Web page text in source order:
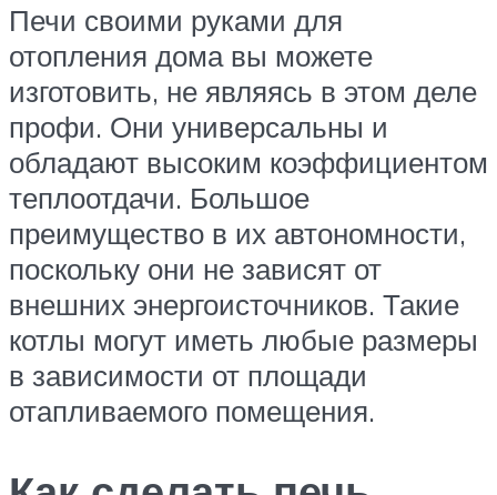
Печи своими руками для
отопления дома вы можете
изготовить, не являясь в этом деле
профи. Они универсальны и
обладают высоким коэффициентом
теплоотдачи. Большое
преимущество в их автономности,
поскольку они не зависят от
внешних энергоисточников. Такие
котлы могут иметь любые размеры
в зависимости от площади
отапливаемого помещения.